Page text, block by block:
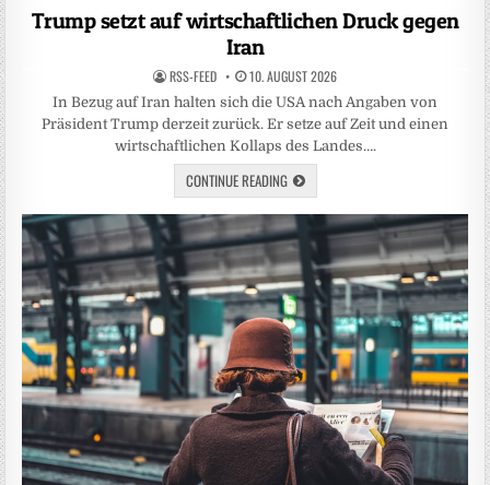
in
Trump setzt auf wirtschaftlichen Druck gegen
Iran
RSS-FEED 10. AUGUST 2026
In Bezug auf Iran halten sich die USA nach Angaben von
Präsident Trump derzeit zurück. Er setze auf Zeit und einen
wirtschaftlichen Kollaps des Landes….
CONTINUE READING